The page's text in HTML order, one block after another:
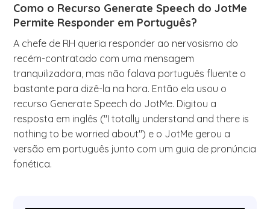
Como o Recurso Generate Speech do JotMe
Permite Responder em Português?
A chefe de RH queria responder ao nervosismo do
recém-contratado com uma mensagem
tranquilizadora, mas não falava português fluente o
bastante para dizê-la na hora. Então ela usou o
recurso Generate Speech do JotMe. Digitou a
resposta em inglês ("I totally understand and there is
nothing to be worried about") e o JotMe gerou a
versão em português junto com um guia de pronúncia
fonética.